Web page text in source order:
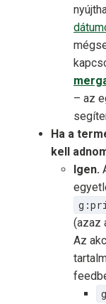
– az
Ha a
kell
Igen.
(azaz
Az